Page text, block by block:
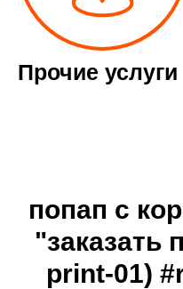
Прочие услуги
попап с
"заказать
print-01)